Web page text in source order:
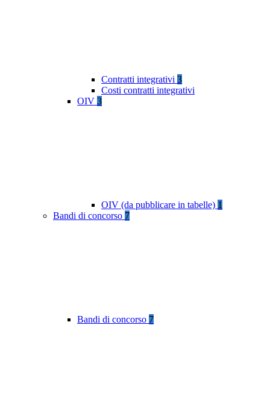
Contratti integrativi 3
Costi contratti integrativi
OIV 3
OIV (da pubblicare in tabelle) 1
Bandi di concorso 7
Bandi di concorso 7